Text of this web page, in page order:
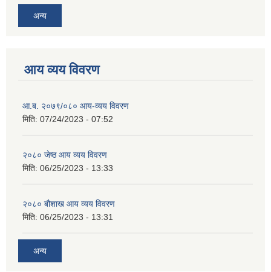
अन्य
आय व्यय विवरण
आ.ब. २०७९/०८० आय-व्यय विवरण
मिति: 07/24/2023 - 07:52
२०८० जेष्ठ आय व्यय विवरण
मिति: 06/25/2023 - 13:33
२०८० बौशाख आय व्यय विवरण
मिति: 06/25/2023 - 13:31
अन्य